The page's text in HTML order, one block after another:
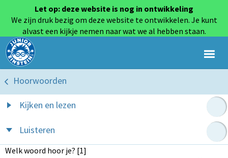
Let op: deze website is nog in ontwikkeling
We zijn druk bezig om deze website te ontwikkelen. Je kunt
alvast een kijkje nemen naar wat we al hebben staan.
Hoorwoorden
Kijken en lezen
Luisteren
Welk woord hoor je? [1]